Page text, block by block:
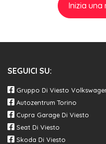
Inizia una
SEGUICI SU:
Gruppo Di Viesto
Autozentrum Torino
Cupra Garage Di Viesto
Seat Di Viesto
Skoda Di Viesto